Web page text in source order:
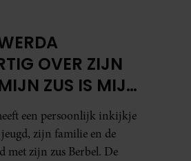
OVER ZIJN
ZUS IS MIJN
een persoonlijk inkijkje
zijn familie en de
met zijn zus Berbel. De